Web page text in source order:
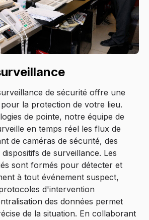
de sécurité offre une
la protection de votre lieu.
de pointe, notre équipe de
en temps réel les flux de
de caméras de sécurité, des
de surveillance. Les
sont formés pour détecter et
à tout événement suspect,
d'intervention
des données permet
de la situation. En collaborant